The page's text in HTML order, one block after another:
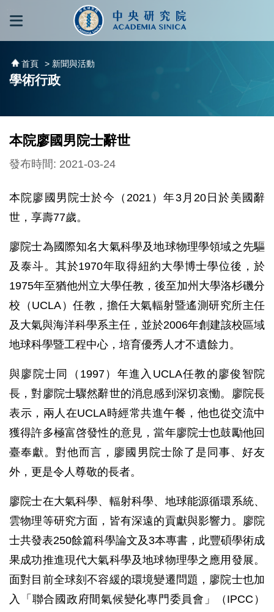
跳到主要內容區塊
首頁 > 新聞與活動
學術行政
本院廖國男院士辭世
發布時間: 2021-03-24
本院廖國男院士於今（2021）年3月20日於美國辭
世，享壽77歲。
廖院士為國際知名大氣科學及地球物理學領域之先驅
及泰斗。其於1970年取得紐約大學博士學位後，於
1975年至猶他州立大學任教，後至加州大學洛杉磯分
校（UCLA）任教，擔任大氣輻射暨遙測研究所主任
及大氣與海洋科學系主任，並於2006年創建該校區域
地球科學暨工程中心，培育優秀人才不遺餘力。
與廖院士同（1997）年進入UCLA任教的廖俊智院
長，對廖院士驟然辭世的消息感到深切哀慟。廖院長
表示，兩人在UCLA時經常共進午餐，他也從交流中
獲得許多極富啓發性的意見，當年廖院士也鼓勵他回
臺奉獻。對他而言，廖國男院士除了是同事、好友
外，更是令人尊敬的長者。
廖院士在大氣科學、輻射科學、地球能源循環系統、
雲物理等研究方面，皆有深遠的貢獻與影響力。廖院
士共發表250餘篇科學論文及3本專書，此豐碩學術成
果成功推進現代大氣科學及地球物理學之應用發展。
面對目前全球刻不容緩的環境變遷問題，廖院士也加
入「聯合國政府間氣候變化專門委員會」（IPCC）